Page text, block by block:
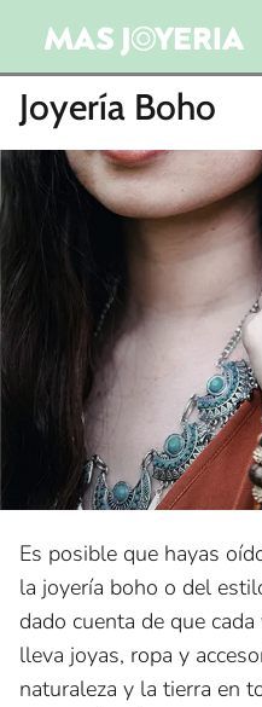
Joyería Boho
Es posible que hayas
la joyería boho o del
dado cuenta de que
lleva joyas, ropa y
naturaleza y la tierra en